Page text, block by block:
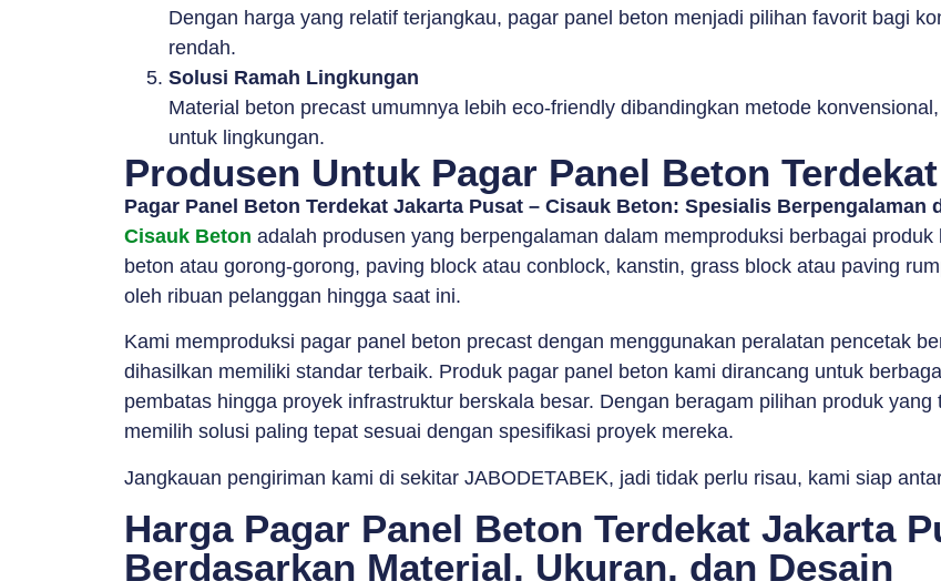
Dengan harga yang relatif terjangkau, pagar panel beton menjadi pilihan favorit bagi
rendah.
Solusi Ramah Lingkungan
Material beton precast umumnya lebih eco-friendly dibandingkan metode
untuk lingkungan.
Produsen Untuk Pagar Panel Beton
Pagar Panel Beton Terdekat Jakarta Pusat – Cisauk Beton: Spesialis Berpengalaman
Cisauk Beton adalah produsen yang berpengalaman dalam memproduksi berbagai
beton atau gorong-gorong, paving block atau conblock, kanstin, grass block atau paving
oleh ribuan pelanggan hingga saat ini.
Kami memproduksi pagar panel beton precast dengan menggunakan peralatan pencetak
dihasilkan memiliki standar terbaik. Produk pagar panel beton kami dirancang untuk
pembatas hingga proyek infrastruktur berskala besar. Dengan beragam pilihan produk
memilih solusi paling tepat sesuai dengan spesifikasi proyek mereka.
Jangkauan pengiriman kami di sekitar JABODETABEK, jadi tidak perlu risau, kami siap
Harga Pagar Panel Beton Terdekat Jakarta
Berdasarkan Material, Ukuran, dan Desain